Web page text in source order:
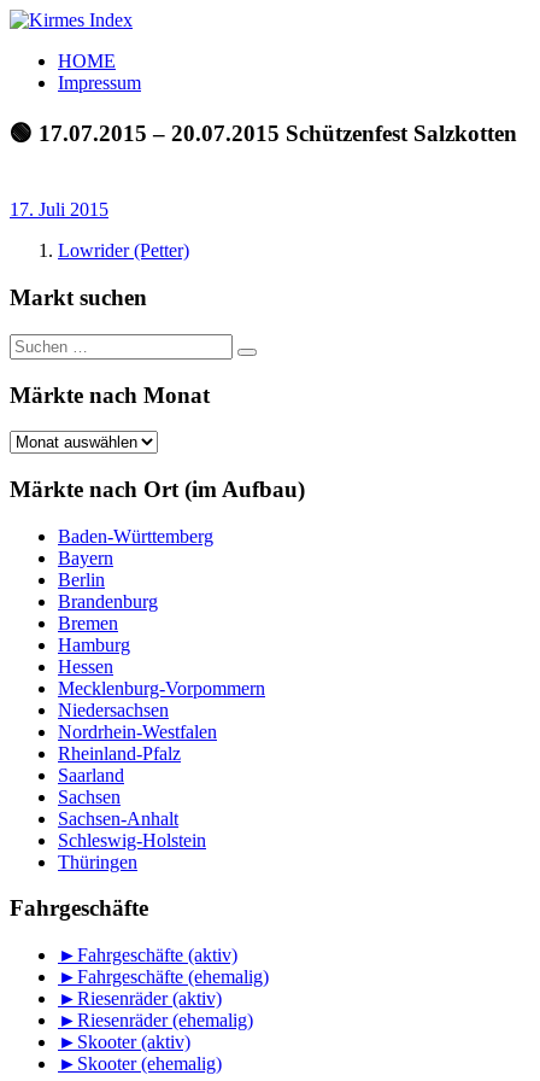
Zum
springen
Kirmes
Index
Tourpläne
der
letzten
HOME
Impressum
🟢 17.07.2015 – 20.07.2015 Schützenfest Salzkotten
17. Juli 2015
Lowrider (Petter)
Markt suchen
Suchen
nach:
Suchen
Märkte nach Monat
Märkte
Monat
Märkte nach Ort (im Aufbau)
Baden-Württemberg
Bayern
Berlin
Brandenburg
Bremen
Hamburg
Hessen
Mecklenburg-Vorpommern
Niedersachsen
Nordrhein-Westfalen
Rheinland-Pfalz
Saarland
Sachsen
Sachsen-Anhalt
Schleswig-Holstein
Thüringen
Fahrgeschäfte
►Fahrgeschäfte (aktiv)
►Fahrgeschäfte (ehemalig)
►Riesenräder (aktiv)
►Riesenräder (ehemalig)
► Skooter (aktiv)
► Skooter (ehemalig)